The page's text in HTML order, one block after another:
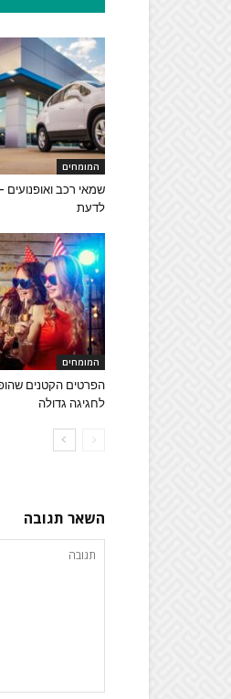
המומחים
שמאי רכב
לדעת
המומחים
הפרטים הקטנים
לחגיגה גדולה
השאר תגובה